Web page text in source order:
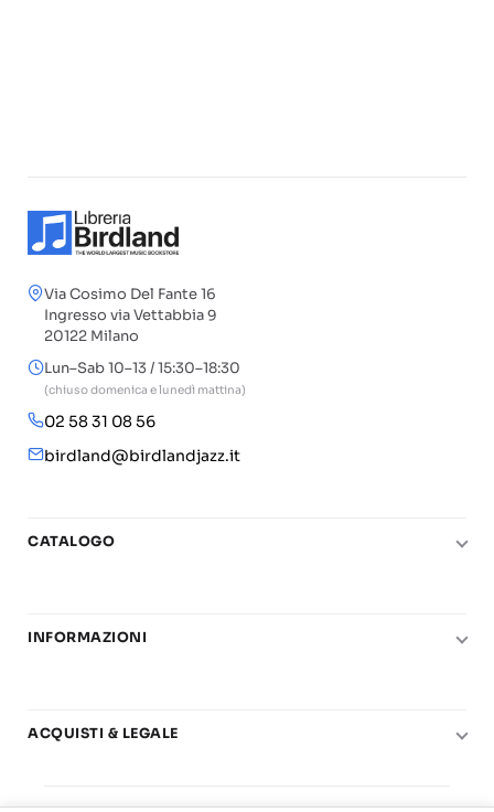
Via Cosimo Del Fante 16
Ingresso via Vettabbia 9
20122 Milano
Lun–Sab 10–13 / 15:30–18:30
(chiuso domenica e lunedì mattina)
02 58 31 08 56
birdland@birdlandjazz.it
CATALOGO
Chitarra
Basi play-along
INFORMAZIONI
Carta del Docente
ACQUISTI & LEGALE